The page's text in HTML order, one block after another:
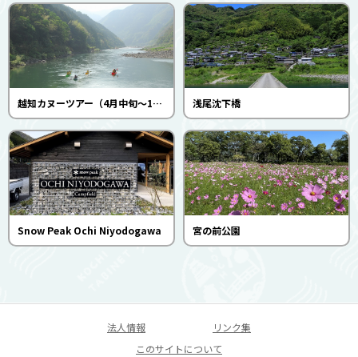
越知カヌーツアー（4月中旬～11月初旬）(フィールドネット仁淀川) 浅尾沈下橋
Snow Peak Ochi Niyodogawa 宮の前公園
法人情報
リンク集
このサイトについて